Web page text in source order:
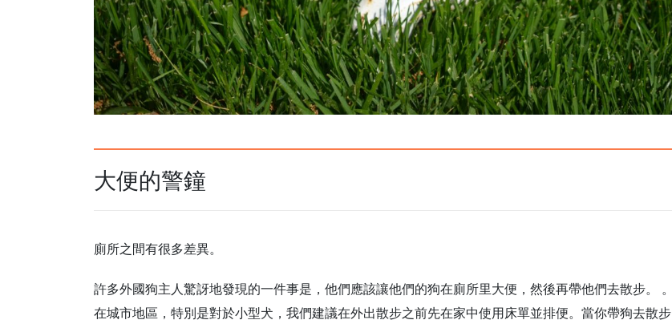
大便的警鐘
廁所之間有很多差異。
許多外國狗主人驚訝地發現的一件事是，他們應該讓他們的狗在廁所里大便，然後再帶他們去散步。 。
在城市地區，特別是對於小型犬，我們建議在外出散步之前先在家中使用床單並排便。當你帶狗去散步